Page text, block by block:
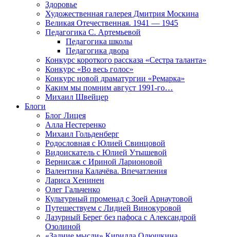
Здоровье
Художественная галерея Дмитрия Москина
Великая Отечественная. 1941 — 1945
Педагогика С. Артемьевой
Педагогика школы
Педагогика двора
Конкурс короткого рассказа «Сестра таланта»
Конкурс «Во весь голос»
Конкурс новой драматургии «Ремарка»
Каким мы помним август 1991-го…
Михаил Швейцер
Блоги
Блог Лицея
Алла Нестеренко
Михаил Гольденберг
Родословная с Юлией Свинцовой
Видоискатель с Юлией Утышевой
Вернисаж с Ириной Ларионовой
Валентина Калачёва. Впечатления
Лариса Хенинен
Олег Гальченко
Культурный променад с Зоей Арнаутовой
Путешествуем с Лидией Винокуровой
Лазурный Берег без пафоса с Александрой
Озолиной